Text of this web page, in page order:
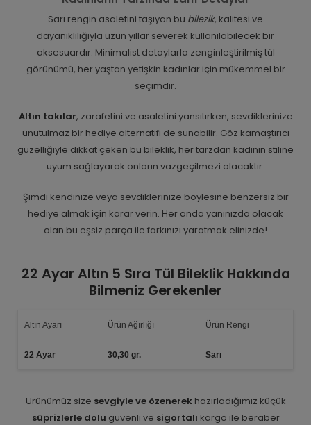
Sarı rengin asaletini taşıyan bu bilezik, kalitesi ve
dayanıklılığıyla uzun yıllar severek kullanılabilecek bir
aksesuardır. Minimalist detaylarla zenginleştirilmiş tül
görünümü, her yaştan yetişkin kadınlar için mükemmel bir
seçimdir.
Altın takılar, zarafetini ve asaletini yansıtırken, sevdiklerinize
unutulmaz bir hediye alternatifi de sunabilir. Göz kamaştırıcı
güzelliğiyle dikkat çeken bu bileklik, her tarzdan kadının stiline
uyum sağlayarak onların vazgeçilmezi olacaktır.
Şimdi kendinize veya sevdiklerinize böylesine benzersiz bir
hediye almak için karar verin. Her anda yanınızda olacak
olan bu eşsiz parça ile farkınızı yaratmak elinizde!
22 Ayar Altın 5 Sıra Tül Bileklik Hakkında
Bilmeniz Gerekenler
Altın Ayarı Ürün Ağırlığı Ürün Rengi
22 Ayar 30,30 gr. Sarı
Ürünümüz size sevgiyle ve özenerekhazırladığımız küçük
süprizlerle dolu güvenli ve sigortalı kargo ile beraber